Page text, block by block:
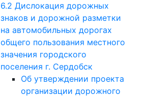
6.2 Дислокация дорожных
знаков и дорожной разметки
на автомобильных дорогах
общего пользования местного
значения городского
поселения г. Сердобск
Об утверждении проекта
организации дорожного